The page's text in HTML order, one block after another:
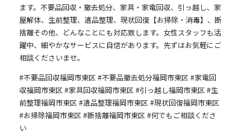
ます。不要品回収・撤去処分、家具・家電回収、引っ越し、家
屋解体、生前整理、遺品整理、現状回復【お掃除・消毒】、断
捨離その他、どんなことにも対応致します。女性スタッフも活
躍中、細やかなサービスに自信があります。先ずはお気軽にご
相談くださいませ。
#不要品回収福岡市東区 #不要品撤去処分福岡市東区 #家電回
収福岡市東区 #家具回収福岡市東区 #引っ越し福岡市東区 #生
前整理福岡市東区 #遺品整理福岡市東区 #現状回復福岡市東区
#お掃除福岡市東区 #断捨離福岡市東区 #何でもご相談くださ
い